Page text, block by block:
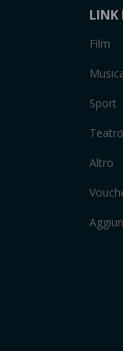
LINK
Film
Sport
Teatro
Altro